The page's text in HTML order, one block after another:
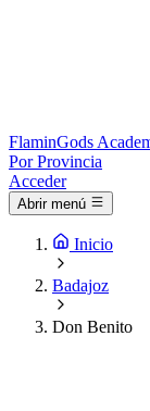
FlaminGods
Por Provincia
Acceder
Abrir menú
Inicio
Badajoz
Don Benito